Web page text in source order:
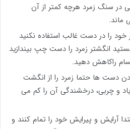
در سنگ زمرد هرچه کمتر از آن
ماند.
را در دست غالب استفاده نکنید
انگشتر زمرد را دست چپ بیندازید
راکاهش دهید.
دست ها حتما زمرد را از انگشت
و چربی، درخشندگی آن را کم می
آرایش و پیرایش خود را تمام کنند و